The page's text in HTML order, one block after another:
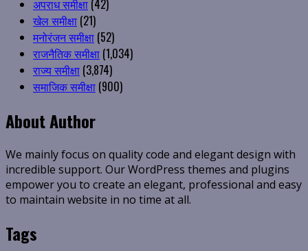
अपराध समीक्षा (42)
खेल समीक्षा (21)
मनोरंजन समीक्षा (52)
राजनैतिक समीक्षा (1,034)
राज्य समीक्षा (3,874)
समाजिक समीक्षा (900)
About Author
We mainly focus on quality code and elegant design with
incredible support. Our WordPress themes and plugins
empower you to create an elegant, professional and easy
to maintain website in no time at all.
Tags